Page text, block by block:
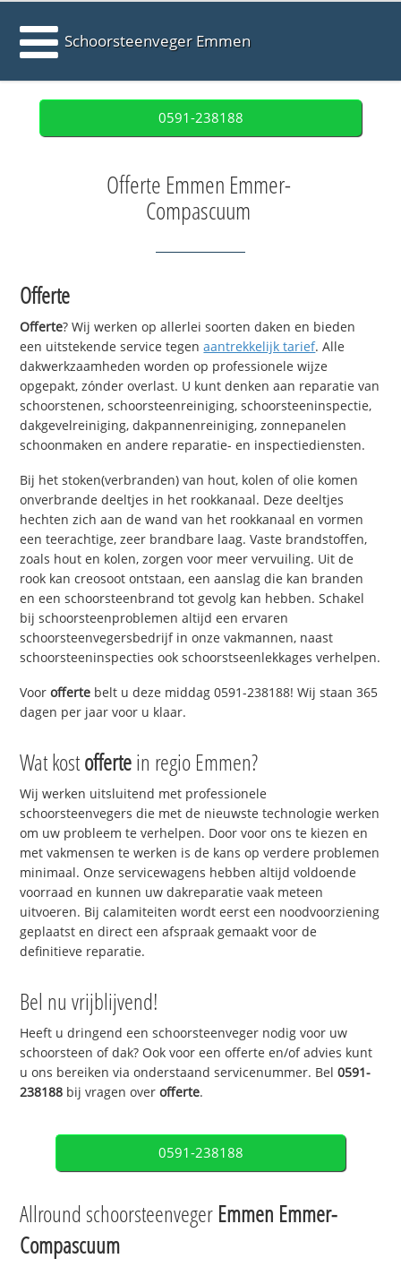
Schoorsteenveger Emmen
0591-238188
Offerte Emmen Emmer-
Compascuum
Offerte
Offerte? Wij werken op allerlei soorten daken en bieden
een uitstekende service tegenaantrekkelijk tarief. Alle
dakwerkzaamheden worden op professionele wijze
opgepakt, zónder overlast. U kunt denken aan reparatie van
schoorstenen, schoorsteenreiniging, schoorsteeninspectie,
dakgevelreiniging, dakpannenreiniging, zonnepanelen
schoonmaken en andere reparatie- en inspectiediensten.
Bij het stoken(verbranden) van hout, kolen of olie komen
onverbrande deeltjes in het rookkanaal. Deze deeltjes
hechten zich aan de wand van het rookkanaal en vormen
een teerachtige, zeer brandbare laag. Vaste brandstoffen,
zoals hout en kolen, zorgen voor meer vervuiling. Uit de
rook kan creosoot ontstaan, een aanslag die kan branden
en een schoorsteenbrand tot gevolg kan hebben. Schakel
bij schoorsteenproblemen altijd een ervaren
schoorsteenvegersbedrijf in onze vakmannen, naast
schoorsteeninspecties ook schoorstseenlekkages verhelpen.
Voorofferte belt u deze middag 0591-238188! Wij staan 365
dagen per jaar voor u klaar.
Wat kostoffertein regio Emmen?
Wij werken uitsluitend met professionele
schoorsteenvegers die met de nieuwste technologie werken
om uw probleem te verhelpen. Door voor ons te kiezen en
met vakmensen te werken is de kans op verdere problemen
minimaal. Onze servicewagens hebben altijd voldoende
voorraad en kunnen uw dakreparatie vaak meteen
uitvoeren. Bij calamiteiten wordt eerst een noodvoorziening
geplaatst en direct een afspraak gemaakt voor de
definitieve reparatie.
Bel nu vrijblijvend!
Heeft u dringend een schoorsteenveger nodig voor uw
schoorsteen of dak? Ook voor een offerte en/of advies kunt
u ons bereiken via onderstaand servicenummer. Bel0591-
238188 bij vragen overofferte.
0591-238188
Allround schoorsteenveger Emmen Emmer-
Compascuum